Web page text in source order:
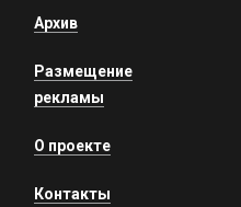
Архив
Размещение
рекламы
О проекте
Контакты